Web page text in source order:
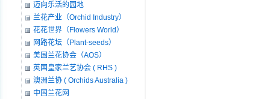
迈向乐活的园地
兰花产业（Orchid Industry）
花花世界（Flowers World）
网路花坛（Plant-seeds）
美国兰花协会（AOS）
英国皇家兰艺协会 ( RHS )
澳洲兰协 ( Orchids Australia )
中国兰花网